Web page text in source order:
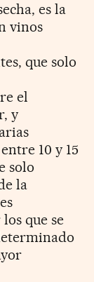
es la
vinos
que solo
el
y
10 y 15
solo
la
que se